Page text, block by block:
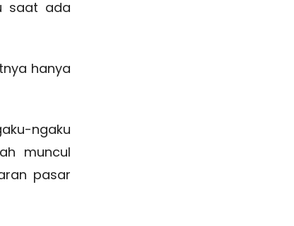
saat ada
hanya
ngaku
muncul
pasar